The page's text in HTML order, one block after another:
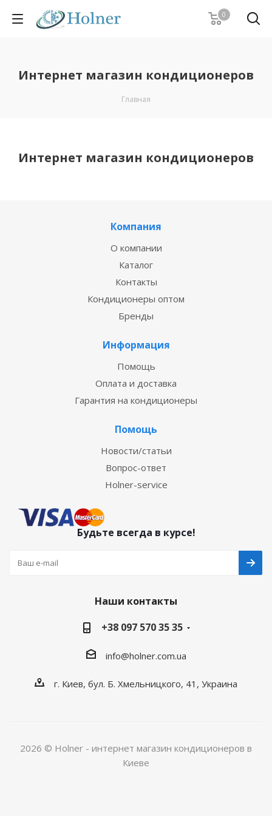
0
Интернет магазин кондиционеров
Главная
Интернет магазин кондиционеров
Компания
О компании
Каталог
Контакты
Кондиционеры оптом
Бренды
Информация
Помощь
Оплата и доставка
Гарантия на кондиционеры
Помощь
Новости/статьи
Вопрос-ответ
Holner-service
Будьте всегда в курсе!
Наши контакты
+38 097 570 35 35
info@holner.com.ua
г. Киев, бул. Б. Хмельницкого, 41, Украина
2026 © Holner - интернет магазин кондиционеров в
Киеве